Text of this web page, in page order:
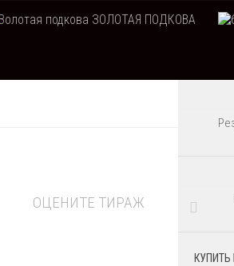
ЗОЛОТАЯ ПОДКОВА
ОЦЕНИТЕ ТИРАЖ